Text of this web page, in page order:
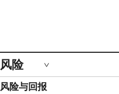
风险
风险与回报